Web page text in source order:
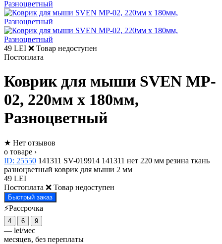
49 LEI ❌ Товар недоступен
Постоплата
Коврик для мыши SVEN MP-
02, 220мм x 180мм,
Разноцветный
★ Нет отзывов
о товаре ›
ID: 25550 141311 SV-019914 141311 нет 220 мм резина ткань
разноцветный коврик для мыши 2 мм
49 LEI
Постоплата ❌ Товар недоступен
Быстрый заказ
⚡Рассрочка
4 6 9
— lei/мес
месяцев, без переплаты